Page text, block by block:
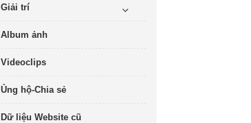
Giải trí
Album ảnh
Videoclips
Ủng hộ-Chia sẻ
Dữ liệu Website cũ